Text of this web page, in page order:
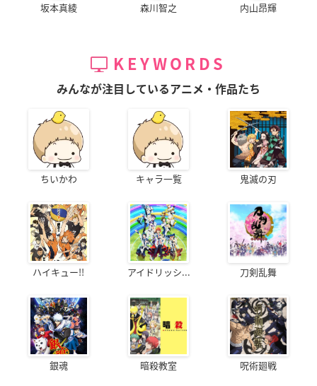
坂本真綾 森川智之 内山昂輝
KEYWORDS
みんなが注目しているアニメ・作品たち
ちいかわ キャラ一覧 鬼滅の刃
ハイキュー!! アイドリッシ... 刀剣乱舞
銀魂 暗殺教室 呪術廻戦